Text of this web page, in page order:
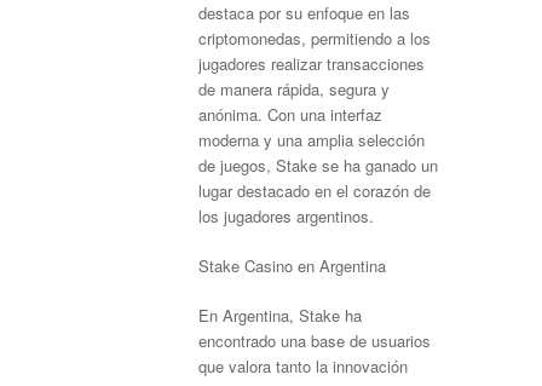
destaca por su enfoque en las
criptomonedas, permitiendo a los
jugadores realizar transacciones
de manera rápida, segura y
anónima. Con una interfaz
moderna y una amplia selección
de juegos, Stake se ha ganado un
lugar destacado en el corazón de
los jugadores argentinos.
Stake Casino en Argentina
En Argentina, Stake ha
encontrado una base de usuarios
que valora tanto la innovación